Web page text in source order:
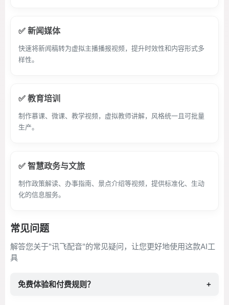
✅ 新闻媒体
快速将新闻稿转为虚拟主播播报视频，提升时效性和内容形式多
样性。
✅ 教育培训
制作慕课、微课、教学视频，虚拟教师讲解，风格统一且可批量
生产。
✅ 智慧政务与文旅
制作政策解读、办事指南、景点介绍等视频，提供标准化、生动
化的信息服务。
常见问题
解答您关于"讯飞配音"的常见疑问，让您更好地使用这款AI工
具
免费体验和付费规则？ +